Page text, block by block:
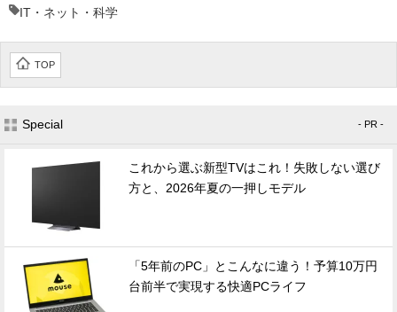
IT・ネット・科学
TOP
Special - PR -
これから選ぶ新型TVはこれ！失敗しない選び
方と、2026年夏の一押しモデル
「5年前のPC」とこんなに違う！予算10万円
台前半で実現する快適PCライフ